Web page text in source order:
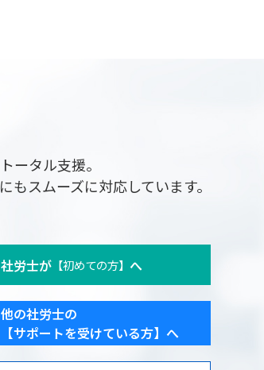
ータル支援。
スムーズに対応しています。
社労士が【初めての方】 へ
他の社労士の
【サポートを受けている方】へ